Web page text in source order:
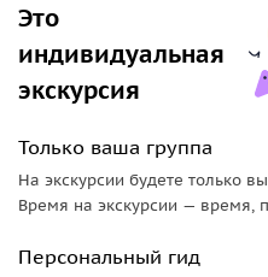
Это
индивидуальная
экскурсия
Только ваша группа
На экскурсии будете только
Время на экскурсии — время,
Персональный гид